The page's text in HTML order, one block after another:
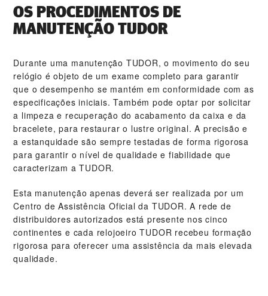
OS PROCEDIMENTOS DE
MANUTENÇÃO TUDOR
Durante uma manutenção TUDOR, o movimento do seu
relógio é objeto de um exame completo para garantir
que o desempenho se mantém em conformidade com as
especificações iniciais. Também pode optar por solicitar
a limpeza e recuperação do acabamento da caixa e da
bracelete, para restaurar o lustre original. A precisão e
a estanquidade são sempre testadas de forma rigorosa
para garantir o nível de qualidade e fiabilidade que
caracterizam a TUDOR.
Esta manutenção apenas deverá ser realizada por um
Centro de Assistência Oficial da TUDOR. A rede de
distribuidores autorizados está presente nos cinco
continentes e cada relojoeiro TUDOR recebeu formação
rigorosa para oferecer uma assistência da mais elevada
qualidade.